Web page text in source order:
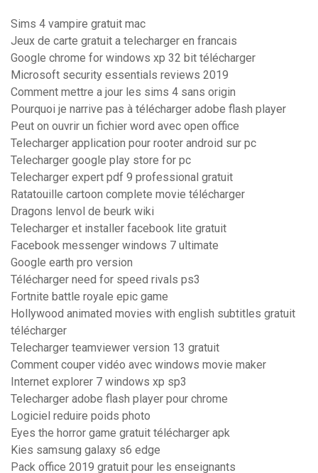
Sims 4 vampire gratuit mac
Jeux de carte gratuit a telecharger en francais
Google chrome for windows xp 32 bit télécharger
Microsoft security essentials reviews 2019
Comment mettre a jour les sims 4 sans origin
Pourquoi je narrive pas à télécharger adobe flash player
Peut on ouvrir un fichier word avec open office
Telecharger application pour rooter android sur pc
Telecharger google play store for pc
Telecharger expert pdf 9 professional gratuit
Ratatouille cartoon complete movie télécharger
Dragons lenvol de beurk wiki
Telecharger et installer facebook lite gratuit
Facebook messenger windows 7 ultimate
Google earth pro version
Télécharger need for speed rivals ps3
Fortnite battle royale epic game
Hollywood animated movies with english subtitles gratuit
télécharger
Telecharger teamviewer version 13 gratuit
Comment couper vidéo avec windows movie maker
Internet explorer 7 windows xp sp3
Telecharger adobe flash player pour chrome
Logiciel reduire poids photo
Eyes the horror game gratuit télécharger apk
Kies samsung galaxy s6 edge
Pack office 2019 gratuit pour les enseignants